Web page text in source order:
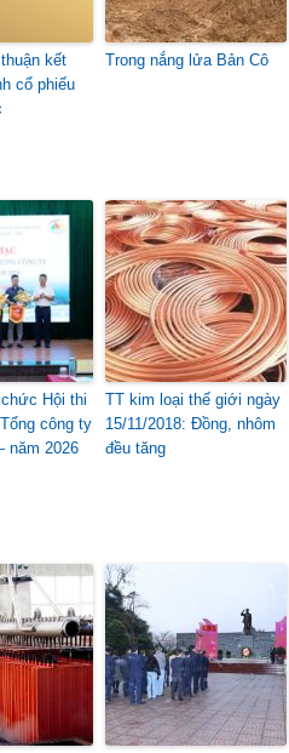
kết
cổ phiếu
Trong nắng lửa Bản Cô
Hội thi
công ty
năm 2026
TT kim loại thế giới ngày
15/11/2018: Đồng, nhôm
đều tăng